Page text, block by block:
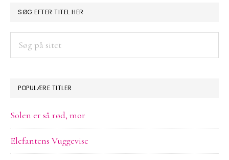
PRIMÆR
SIDEBAR
SØG EFTER TITEL HER
POPULÆRE TITLER
Solen er så rød, mor
Elefantens Vuggevise